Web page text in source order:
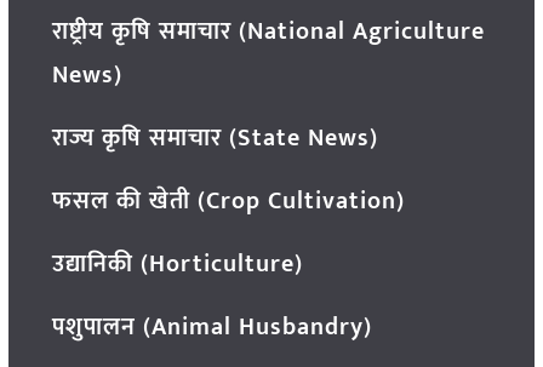
राष्ट्रीय कृषि समाचार (National Agriculture
News)
राज्य कृषि समाचार (State News)
फसल की खेती (Crop Cultivation)
उद्यानिकी (Horticulture)
पशुपालन (Animal Husbandry)